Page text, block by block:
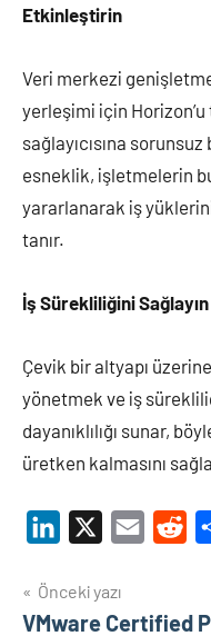
Etkinleştirin
Veri merkezi
yerleşimi için
sağlayıcısına
esneklik, işletmelerin
yararlanarak iş
tanır.
İş Sürekliliğini Sağlayın
Çevik bir altyapı
yönetmek ve iş
dayanıklılığı sunar,
üretken kalmasını
LinkedIn Email
Yazı
Önceki yazı
VMware Certified